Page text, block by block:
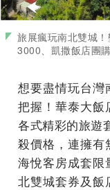
旅展瘋玩南北雙城
3000、凱撒飯店團
想要盡情玩台
把握！華泰大飯
各式精彩的旅遊
殺價格，連擁
海悅客房成套
北雙城套券及